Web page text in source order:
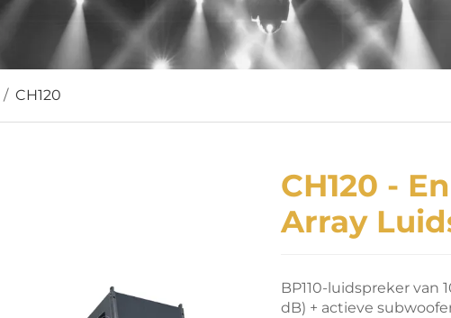
/ CH120
CH120 -
Array
BP110-luidspreker van
dB) + actieve